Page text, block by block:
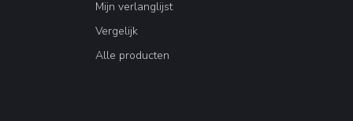
Mijn verlanglijst
Vergelijk
Alle producten